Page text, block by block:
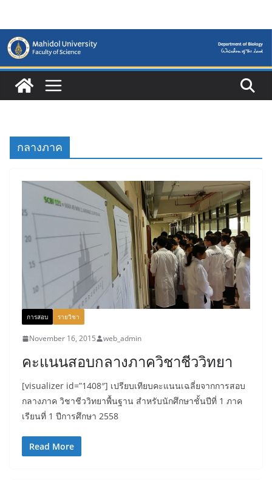
content
กลางภาค
การสอบ รายวิชา
November 16, 2015 web_admin
คะแนนสอบกลางภาควิชาชีววิทยา
[visualizer id=”1408″] เปรียบเทียบคะแนนเฉลี่ยจากการสอบ
กลางภาค วิชาชีววิทยาพื้นฐาน สำหรับนักศึกษาชั้นปีที่ 1 ภาค
เรียนที่ 1 ปีการศึกษา 2558
Read More